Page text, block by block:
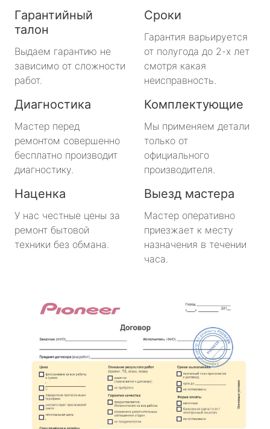
Гарантийный
талон
Выдаем гарантию не
зависимо от сложности
работ.
Сроки
Гарантия варьируется
от полугода до 2-х лет
смотря какая
неисправность.
Диагностика
Мастер перед
ремонтом совершенно
бесплатно производит
диагностику.
Комплектующие
Мы применяем детали
только от
официального
производителя.
Наценка
У нас честные цены за
ремонт бытовой
техники без обмана.
Выезд мастера
Мастер оперативно
приезжает к месту
назначения в течении
часа.